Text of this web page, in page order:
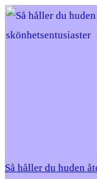
Så håller du huden